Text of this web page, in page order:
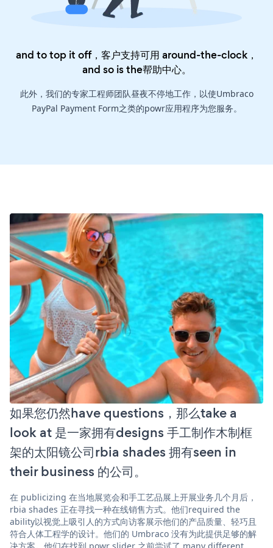
and to top it off，客户支持可用 around-the-clock，
and so is the帮助中心。
此外，我们的专家工程师团队昼夜不停地工作，以使Umbraco
PayPal Payment Form之类的powr应用程序为您服务。
如果您仍然have questions，那么take a
look at 是一家拥有designs 手工制作木制框
架的太阳镜公司rbia shades 拥有seen in
their business 的公司。
在 publicizing 在当地展览会和手工艺品展上开展业务几个月后，
rbia shades 正在寻找一种在线销售方式。他们required the
ability以视觉上吸引人的方式向访客展示他们的产品质量、轻巧且
符合人体工程学的设计。他们的 Umbraco 没有为此提供足够的解